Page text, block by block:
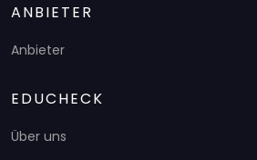
ANBIETER
Anbieter
EDUCHECK
Über uns